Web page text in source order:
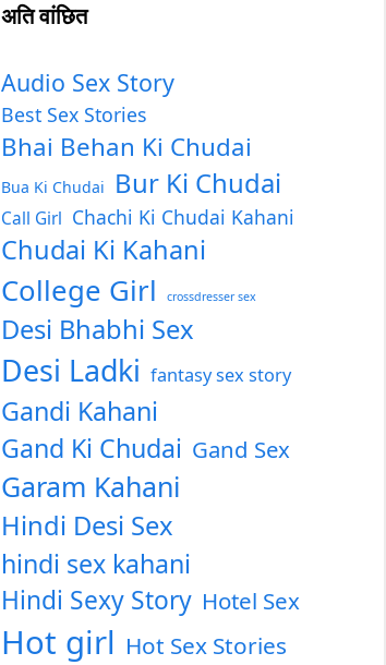
अति वांछित
Audio Sex Story
Best Sex Stories
Bhai Behan Ki Chudai
Bua Ki Chudai Bur Ki Chudai
Call Girl Chachi Ki Chudai Kahani
Chudai Ki Kahani
College Girl crossdresser sex
Desi Bhabhi Sex
Desi Ladki fantasy sex story
Gandi Kahani
Gand Ki Chudai Gand Sex
Garam Kahani
Hindi Desi Sex
hindi sex kahani
Hindi Sexy Story Hotel Sex
Hot girl Hot Sex Stories